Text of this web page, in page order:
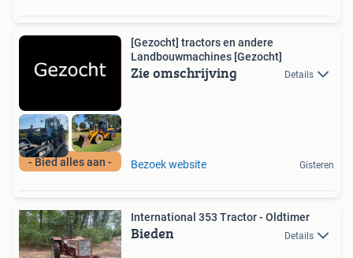
- Bied alles aan -
[Gezocht] tractors en andere
Landbouwmachines [Gezocht]
Zie omschrijving Details
Bezoek website Gisteren
International 353 Tractor - Oldtimer
Bieden Details